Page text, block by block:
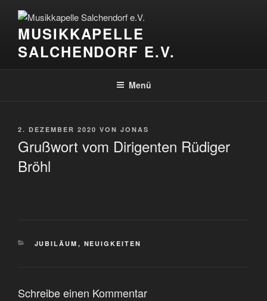
Inhalt
springenMUSIKKAPELLE
SALCHENDORF E.V.
Menü
VERÖFFENTLICHT
2. DEZEMBER 2020 VON JONAS
Grußwort vom Dirigenten Rüdiger
Bröhl
KATEGORIEN
JUBILÄUM , NEUIGKEITEN
Schreibe einen Kommentar